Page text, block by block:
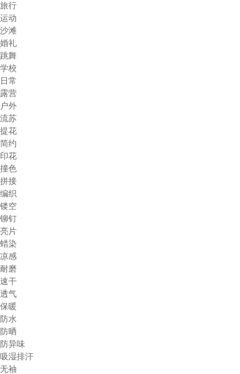
旅行
运动
沙滩
婚礼
跳舞
学校
日常
露营
户外
流苏
提花
简约
印花
撞色
拼接
编织
镂空
铆钉
亮片
蜡染
凉感
耐磨
速干
透气
保暖
防水
防晒
防异味
吸湿排汗
无袖